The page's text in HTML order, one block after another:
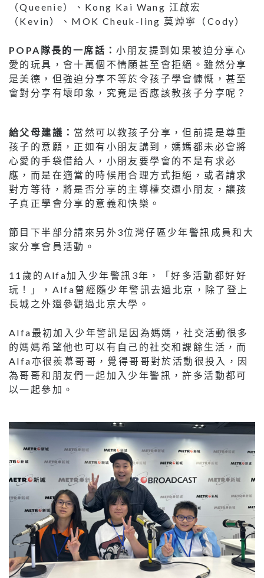
（Queenie）、Kong Kai Wang 江啟宏
（Kevin）、MOK Cheuk-ling 莫焯寧（Cody）
POPA隊長的一席話：小朋友提到如果被迫分享心
愛的玩具，會十萬個不情願甚至會拒絕。雖然分享
是美德，但強迫分享不等於令孩子學會慷慨，甚至
會對分享有壞印象，究竟是否應該教孩子分享呢？
給父母建議： 當然可以教孩子分享，但前提是尊重
孩子的意願，正如有小朋友講到，媽媽都未必會將
心愛的手袋借給人，小朋友要學會的不是有求必
應，而是在適當的時候用合理方式拒絕，或者請求
對方等待，將是否分享的主導權交還小朋友，讓孩
子真正學會分享的意義和快樂。
節目下半部分請來另外3位灣仔區少年警訊成員和大
家分享會員活動。
11歲的Alfa加入少年警訊3年，「好多活動都好好
玩！」，Alfa曾經隨少年警訊去過北京，除了登上
長城之外還參觀過北京大學。
Alfa最初加入少年警訊是因為媽媽，社交活動很多
的媽媽希望他也可以有自己的社交和課餘生活，而
Alfa亦很羨慕哥哥，覺得哥哥對於活動很投入，因
為哥哥和朋友們一起加入少年警訊，許多活動都可
以一起參加。